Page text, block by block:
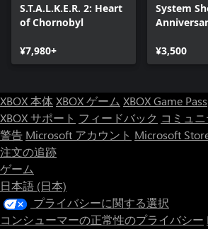
S.T.A.L.K.E.R. 2: Heart
of Chornobyl
¥7,980+
System
¥3,500
XBOX 本体XBOX ゲーム XBOX Game Pass
XBOX サポート フィードバック コミュ
警告 Microsoft アカウント Microsoft
注文の追跡
ゲーム
日本語 (日本)
プライバシーに関する選択
コンシューマーの正常性のプライバシー